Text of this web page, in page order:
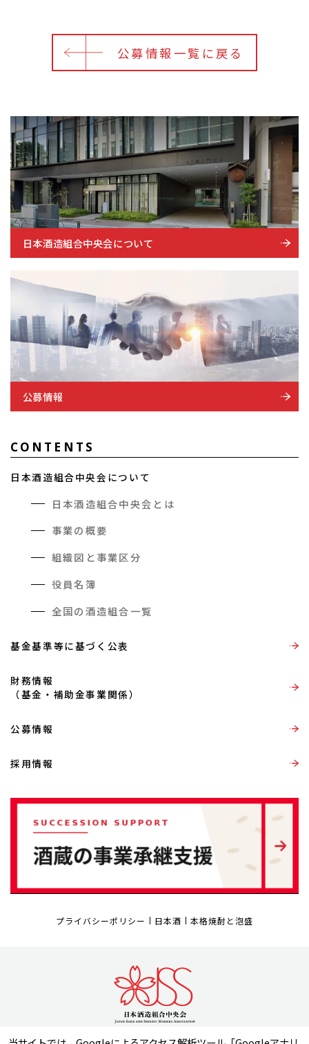
公募情報一覧に戻る
日本酒造組合中央会について
公募情報
CONTENTS
日本酒造組合中央会について
日本酒造組合中央会とは
事業の概要
組織図と事業区分
役員名簿
全国の酒造組合一覧
基金基準等に基づく公表
財務情報
（基金・補助金事業関係）
公募情報
採用情報
プライバシーポリシー 日本酒 本格焼酎と泡盛